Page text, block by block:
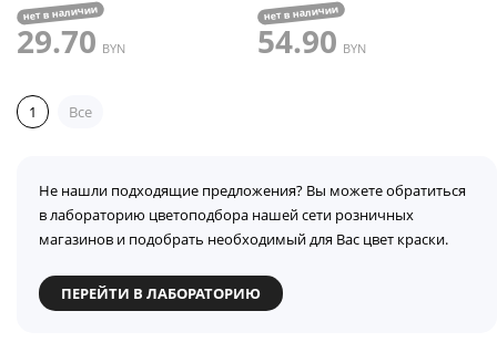
нет в наличии
29.70 BYN
нет в наличии
54.90 BYN
1 Все
Не нашли подходящие предложения? Вы можете обратиться
в лабораторию цветоподбора нашей сети розничных
магазинов и подобрать необходимый для Вас цвет краски.
ПЕРЕЙТИ В ЛАБОРАТОРИЮ